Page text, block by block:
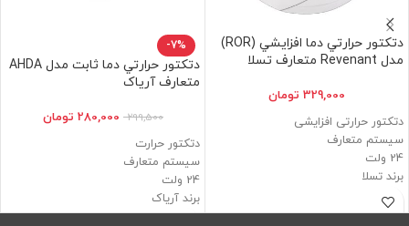
دتكتور حرارتي دما افزايشي (ROR)
مدل Revenant متعارف تسلا
329,000 تومان
دتکتور حرارتی افزایشی
سیستم متعارف
24 ولت
برند تسلا
دارای گواهی اصالت کالا
دارای تاییدیه آتش نشانی
-7%
دتكتور حرارتي دما ثابت مدل AHDA
متعارف آریاک
299,500
280,000 تومان
دتکتور حرارت
سیستم متعارف
24 ولت
برند آریاک
دارای گواهی اصالت کالا